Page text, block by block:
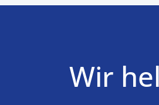
Wir